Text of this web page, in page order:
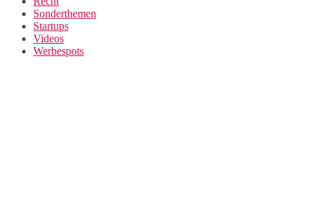
Sonderthemen
Startups
Videos
Werbespots